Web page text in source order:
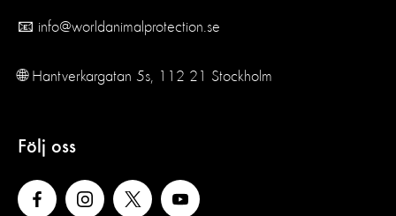
📧 info@worldanimalprotection.se
🌐 Hantverkargatan 5s, 112 21 Stockholm
Följ oss